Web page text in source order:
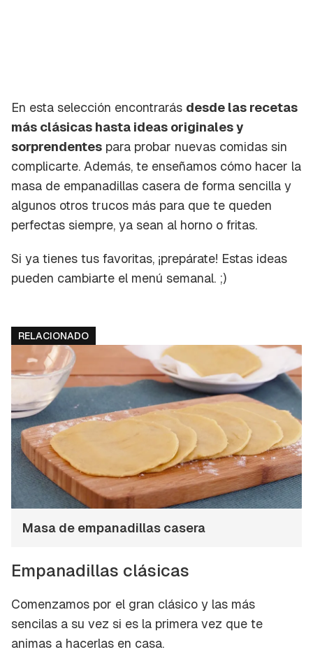
En esta selección encontrarás desde las recetas
más clásicas hasta ideas originales y
sorprendentes para probar nuevas comidas sin
complicarte. Además, te enseñamos cómo hacer la
masa de empanadillas casera de forma sencilla y
algunos otros trucos más para que te queden
perfectas siempre, ya sean al horno o fritas.
Si ya tienes tus favoritas, ¡prepárate! Estas ideas
pueden cambiarte el menú semanal. ;)
RELACIONADO
Masa de empanadillas casera
Empanadillas clásicas
Comenzamos por el gran clásico y las más
sencilas a su vez si es la primera vez que te
animas a hacerlas en casa.